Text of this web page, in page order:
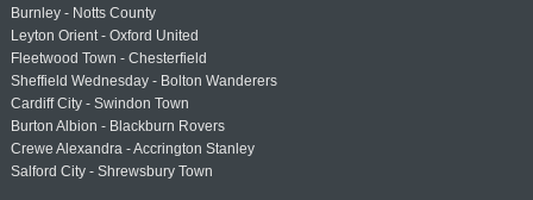
Burnley - Notts County
Leyton Orient - Oxford United
Fleetwood Town - Chesterfield
Sheffield Wednesday - Bolton Wanderers
Cardiff City - Swindon Town
Burton Albion - Blackburn Rovers
Crewe Alexandra - Accrington Stanley
Salford City - Shrewsbury Town